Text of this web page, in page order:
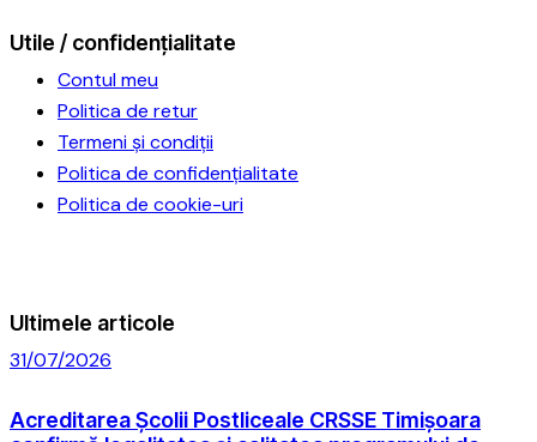
Utile / confidențialitate
Contul meu
Politica de retur
Termeni și condiții
Politica de confidențialitate
Politica de cookie-uri
Ultimele articole
31/07/2026
Acreditarea Școlii Postliceale CRSSE Timișoara